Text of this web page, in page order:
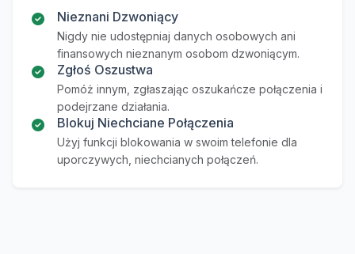
Nieznani Dzwoniący
Nigdy nie udostępniaj danych osobowych ani
finansowych nieznanym osobom dzwoniącym.
Zgłoś Oszustwa
Pomóż innym, zgłaszając oszukańcze połączenia i
podejrzane działania.
Blokuj Niechciane Połączenia
Użyj funkcji blokowania w swoim telefonie dla
uporczywych, niechcianych połączeń.